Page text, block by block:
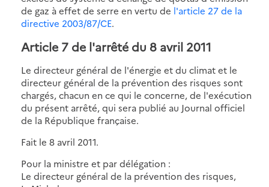
de gaz à effet de serre en vertu de l'article 27 de la
directive 2003/87/CE.
Article 7 de l'arrêté du 8 avril 2011
Le directeur général de l'énergie et du climat et le
directeur général de la prévention des risques sont
chargés, chacun en ce qui le concerne, de l'exécution
du présent arrêté, qui sera publié au Journal officiel
de la République française.
Fait le 8 avril 2011.
Pour la ministre et par délégation :
Le directeur général de la prévention des risques,